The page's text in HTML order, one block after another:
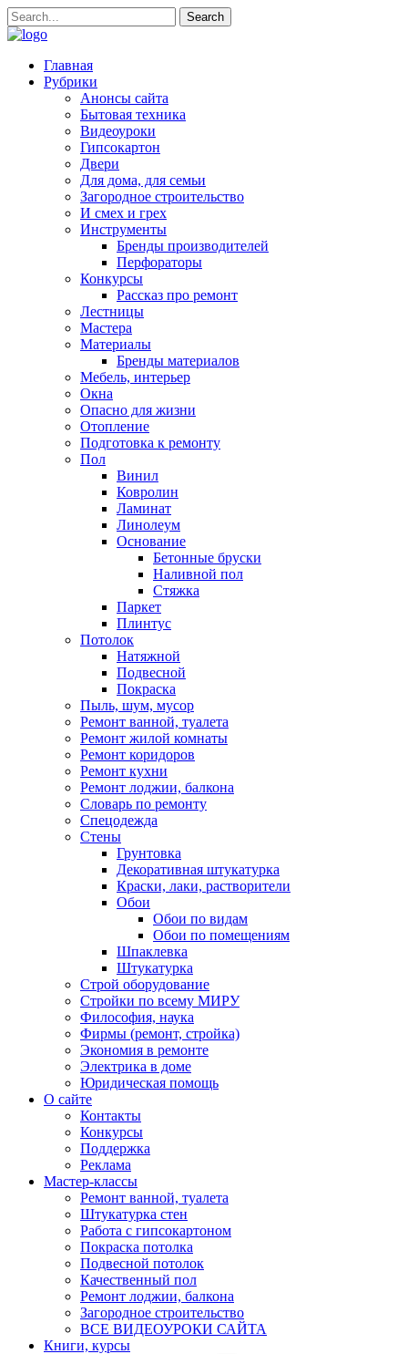
Главная
Рубрики
Анонсы сайта
Бытовая техника
Видеоуроки
Гипсокартон
Двери
Для дома, для семьи
Загородное строительство
И смех и грех
Инструменты
Бренды производителей
Перфораторы
Конкурсы
Рассказ про ремонт
Лестницы
Мастера
Материалы
Бренды материалов
Мебель, интерьер
Окна
Опасно для жизни
Отопление
Подготовка к ремонту
Пол
Винил
Ковролин
Ламинат
Линолеум
Основание
Бетонные бруски
Наливной пол
Стяжка
Паркет
Плинтус
Потолок
Натяжной
Подвесной
Покраска
Пыль, шум, мусор
Ремонт ванной, туалета
Ремонт жилой комнаты
Ремонт коридоров
Ремонт кухни
Ремонт лоджии, балкона
Словарь по ремонту
Спецодежда
Стены
Грунтовка
Декоративная штукатурка
Краски, лаки, растворители
Обои
Обои по видам
Обои по помещениям
Шпаклевка
Штукатурка
Строй оборудование
Стройки по всему МИРУ
Философия, наука
Фирмы (ремонт, стройка)
Экономия в ремонте
Электрика в доме
Юридическая помощь
О сайте
Контакты
Конкурсы
Поддержка
Реклама
Мастер-классы
Ремонт ванной, туалета
Штукатурка стен
Работа с гипсокартоном
Покраска потолка
Подвесной потолок
Качественный пол
Ремонт лоджии, балкона
Загородное строительство
ВСЕ ВИДЕОУРОКИ САЙТА
Книги, курсы